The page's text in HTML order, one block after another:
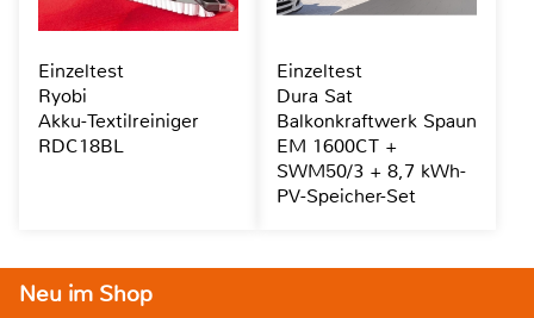
Neu im Shop
Einzeltest
Ryobi
Akku-Textilreiniger
RDC18BL
Einzeltest
Dura Sat
Balkonkraftwerk Spaun
EM 1600CT +
SWM50/3 + 8,7 kWh-
PV-Speicher-Set